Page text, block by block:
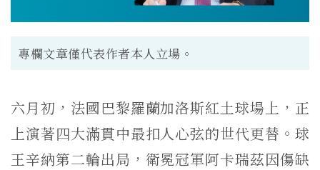
專欄文章僅代表作者本人立場。
六月初，法國巴黎羅蘭加洛斯紅土球場上，正
上演著四大滿貫中最扣人心弦的世代更替。球
王辛納第二輪出局，衛冕冠軍阿卡瑞茲因傷缺